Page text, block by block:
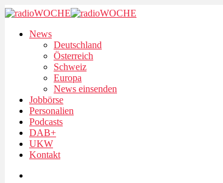
News
Deutschland
Österreich
Schweiz
Europa
News einsenden
Jobbörse
Personalien
Podcasts
DAB+
UKW
Kontakt